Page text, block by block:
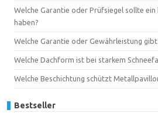
Welche Garantie oder Prüfsiegel sollte
haben?
Welche Garantie oder Gewährleistung
Welche Dachform ist bei starkem
Welche Beschichtung schützt
Bestseller